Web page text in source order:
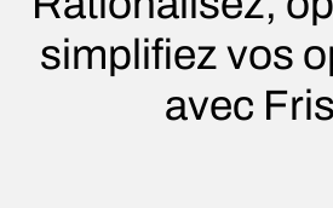
simplifiez vos
avec